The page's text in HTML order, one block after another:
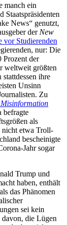
manch ein
Staatspräsidenten
News“ genutzt,
der New
vor Studierenden
nur: Die
Prozent der
weltweit größten
ihre
Unsinn
Zu
Misinformation
befragte
als
nicht etwa Troll-
bescheinigte
Jahr sogar
Trump und
haben, enthält
das Phänomen
sei kein
davon, die Lügen